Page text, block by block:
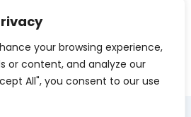
your browsing experience,
or content, and analyze our
All", you consent to our use
Disclaimer